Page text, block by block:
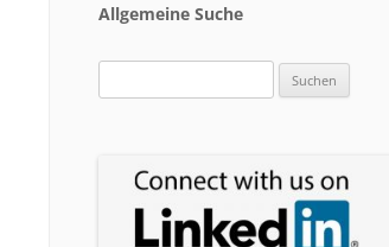
Allgemeine Suche
nach: